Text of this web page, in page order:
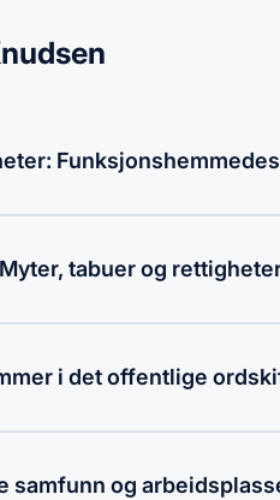
tabuer og
i det offentlige
samfunn og